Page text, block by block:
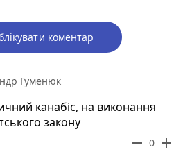
коментар
Гуменюк
канабіс, на виконання
закону
remove 0 add